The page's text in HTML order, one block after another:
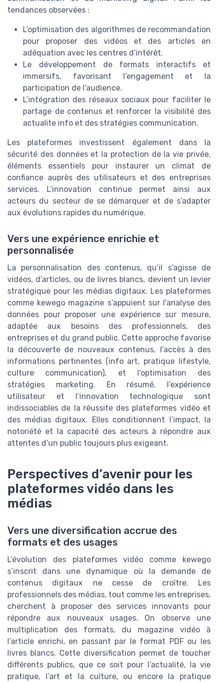
tendances observées :
L’optimisation des algorithmes de recommandation
pour proposer des vidéos et des articles en
adéquation avec les centres d’intérêt.
Le développement de formats interactifs et
immersifs, favorisant l’engagement et la
participation de l’audience.
L’intégration des réseaux sociaux pour faciliter le
partage de contenus et renforcer la visibilité des
actualite info et des stratégies communication.
Les plateformes investissent également dans la
sécurité des données et la protection de la vie privée,
éléments essentiels pour instaurer un climat de
confiance auprès des utilisateurs et des entreprises
services. L’innovation continue permet ainsi aux
acteurs du secteur de se démarquer et de s’adapter
aux évolutions rapides du numérique.
Vers une expérience enrichie et
personnalisée
La personnalisation des contenus, qu’il s’agisse de
vidéos, d’articles, ou de livres blancs, devient un levier
stratégique pour les médias digitaux. Les plateformes
comme kewego magazine s’appuient sur l’analyse des
données pour proposer une expérience sur mesure,
adaptée aux besoins des professionnels, des
entreprises et du grand public. Cette approche favorise
la découverte de nouveaux contenus, l’accès à des
informations pertinentes (info art, pratique lifestyle,
culture communication), et l’optimisation des
stratégies marketing. En résumé, l’expérience
utilisateur et l’innovation technologique sont
indissociables de la réussite des plateformes vidéo et
des médias digitaux. Elles conditionnent l’impact, la
notoriété et la capacité des acteurs à répondre aux
attentes d’un public toujours plus exigeant.
Perspectives d’avenir pour les
plateformes vidéo dans les
médias
Vers une diversification accrue des
formats et des usages
L’évolution des plateformes vidéo comme kewego
s’inscrit dans une dynamique où la demande de
contenus digitaux ne cesse de croître. Les
professionnels des médias, tout comme les entreprises,
cherchent à proposer des services innovants pour
répondre aux nouveaux usages. On observe une
multiplication des formats, du magazine vidéo à
l’article enrichi, en passant par le format PDF ou les
livres blancs. Cette diversification permet de toucher
différents publics, que ce soit pour l’actualité, la vie
pratique, l’art et la culture, ou encore la pratique